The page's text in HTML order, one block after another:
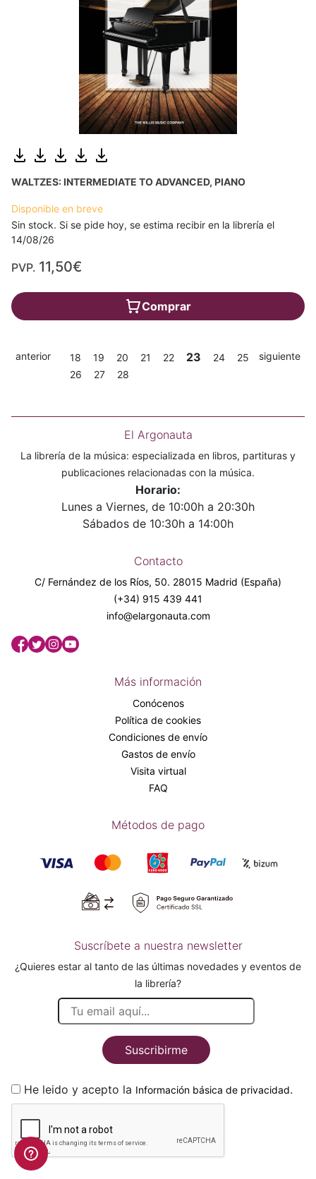
WALTZES: INTERMEDIATE TO ADVANCED, PIANO
Disponible en breve
Sin stock. Si se pide hoy, se estima recibir en la librería el
14/08/26
PVP. 11,50€
Comprar
anterior 18 19 20 21 22 23 24
25
26
27 28
siguiente
El Argonauta
La librería de la música: especializada en libros, partituras y
publicaciones relacionadas con la música.
Horario:
Lunes a Viernes, de 10:00h a 20:30h
Sábados de 10:30h a 14:00h
Contacto
C/ Fernández de los Ríos, 50. 28015 Madrid (España)
(+34) 915 439 441
info@elargonauta.com
Más información
Conócenos
Política de cookies
Condiciones de envío
Gastos de envío
Visita virtual
FAQ
Métodos de pago
Suscríbete a nuestra newsletter
¿Quieres estar al tanto de las últimas novedades y eventos de
la librería?
Suscribirme
He leido y acepto la Información básica de privacidad.